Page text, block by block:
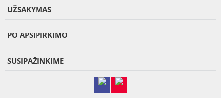
UŽSAKYMAS
PO APSIPIRKIMO
SUSIPAŽINKIME